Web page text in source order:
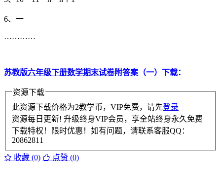
6、一
…………
苏教版六年级下册数学期末试卷附答案（一）下载：
资源下载
此资源下载价格为2教学币，VIP免费，请先登录
资源每日更新! 升级终身VIP会员，享全站终身永久免费
下载特权！限时优惠！如有问题，请联系客服QQ：
20862811
收藏 (0) 点赞 (0)